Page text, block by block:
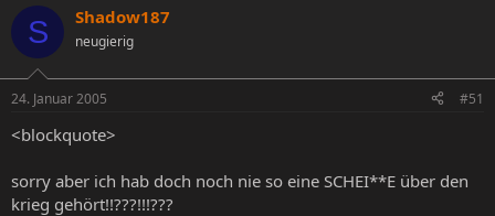
S Shadow187
neugierig
24. Januar 2005 #51
<blockquote>
sorry aber ich hab doch noch nie so eine SCHEI**E über den
krieg gehört!!???!!!???